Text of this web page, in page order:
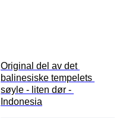
Original del av det
balinesiske tempelets
søyle - liten dør -
Indonesia